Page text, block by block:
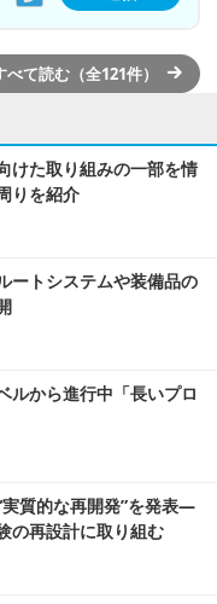
て読む（全121件）
けた取り組みの一部を情
りを紹介
トシステムや装備品の
ルから進行中「長いプロ
質的な再開発”を発表―
の再設計に取り組む